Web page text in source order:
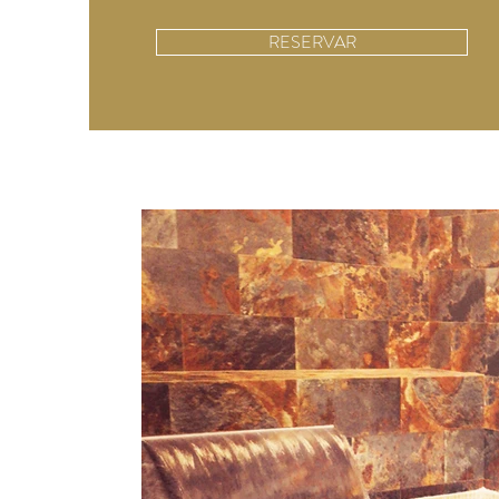
RESERVAR